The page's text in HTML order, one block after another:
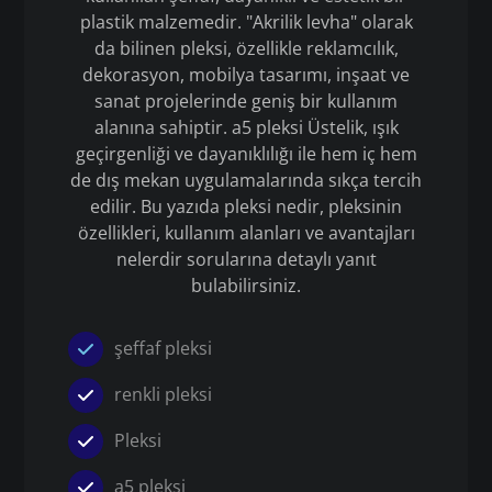
plastik malzemedir. "Akrilik levha" olarak
da bilinen pleksi, özellikle reklamcılık,
dekorasyon, mobilya tasarımı, inşaat ve
sanat projelerinde geniş bir kullanım
alanına sahiptir. a5 pleksi Üstelik, ışık
geçirgenliği ve dayanıklılığı ile hem iç hem
de dış mekan uygulamalarında sıkça tercih
edilir. Bu yazıda pleksi nedir, pleksinin
özellikleri, kullanım alanları ve avantajları
nelerdir sorularına detaylı yanıt
bulabilirsiniz.
şeffaf pleksi
renkli pleksi
Pleksi
a5 pleksi